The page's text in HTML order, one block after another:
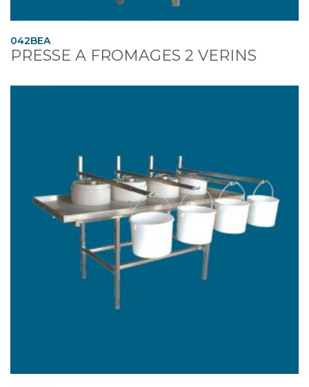
042BEA
PRESSE A FROMAGES 2 VERINS